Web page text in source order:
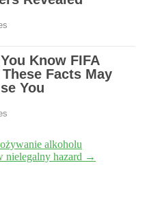
alkoholu
hazard →